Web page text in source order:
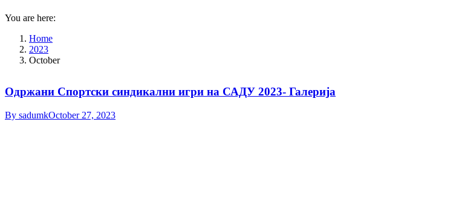
You are here:
Home
2023
October
Одржани Спортски синдикални игри на САДУ 2023- Галерија
By sadumkOctober 27, 2023